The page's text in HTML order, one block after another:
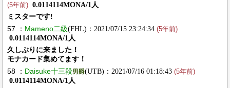
(5年前) 0.0114114MONA/1人
ミスターです!
57 ： Mameno二級(FHL)：2021/07/15 23:24:34 (5年前)
0.0114114MONA/1人
久しぶりに来ました！
モナカード集めてます！
58 ： Daisuke十三段男爵(UTB)：2021/07/16 01:18:43 (5年前)
0.0114114MONA/1人